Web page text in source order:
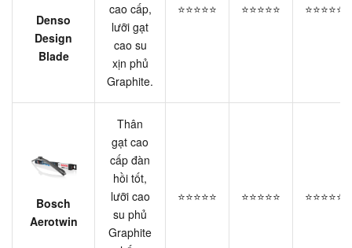
Denso
Design
Blade
cao cấp,
lưỡi gạt
cao su
xịn phủ
Graphite.
⭐⭐⭐⭐⭐ ⭐⭐⭐⭐⭐ ⭐⭐⭐⭐⭐
Bosch
Aerotwin
Thân
gạt cao
cấp đàn
hồi tốt,
lưỡi cao
su phủ
Graphite
⭐⭐⭐⭐⭐ ⭐⭐⭐⭐⭐ ⭐⭐⭐⭐⭐